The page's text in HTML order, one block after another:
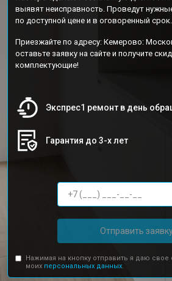
выявят неисправность. Проведут
по доступной цене и в оговоренный срок.
Приезжайте по адресу: Кемерово:
оставьте заявку на сайте и получите
комплектующие!
Экспрес1 ремонт в день
Гарантия до 3-х лет
Отправить
Нажимая на кнопку отправить я даю свое
моих персональных данных.